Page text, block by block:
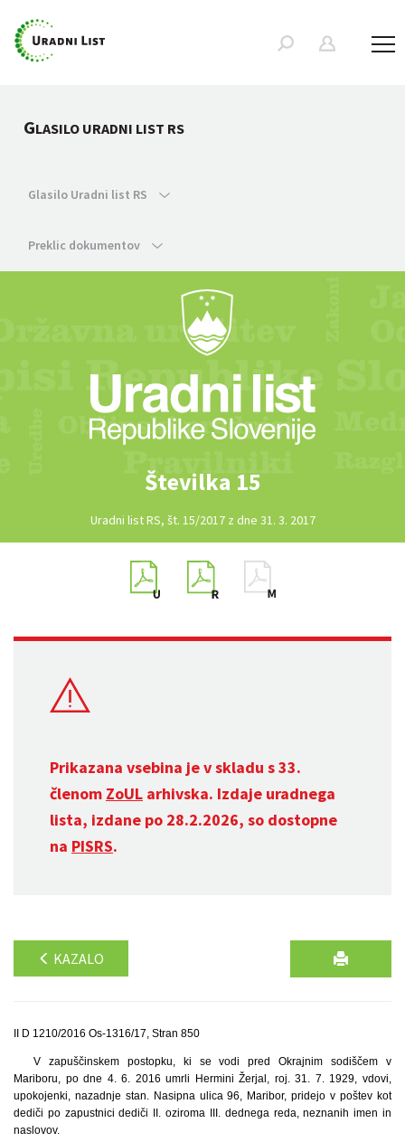
GLASILO URADNI LIST RS
Glasilo Uradni list RS
Preklic dokumentov
Številka 15
Uradni list RS, št. 15/2017 z dne 31. 3. 2017
Prikazana vsebina je v skladu s 33.
členom ZoUL arhivska. Izdaje uradnega
lista, izdane po 28.2.2026, so dostopne
na PISRS.
KAZALO
II D 1210/2016 Os-1316/17, Stran 850
V zapuščinskem postopku, ki se vodi pred Okrajnim sodiščem v
Mariboru, po dne 4. 6. 2016 umrli Hermini Žerjal, roj. 31. 7. 1929, vdovi,
upokojenki, nazadnje stan. Nasipna ulica 96, Maribor, pridejo v poštev kot
dediči po zapustnici dediči II. oziroma III. dednega reda, neznanih imen in
naslovov.